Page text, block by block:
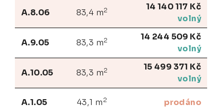
A.8.06 83,4 m2
14 140 117 Kč
volný
A.9.05 83,3 m2
14 244 509 Kč
volný
A.10.05 83,3 m2
15 499 371 Kč
volný
A.1.05 43,1 m 2 prodáno